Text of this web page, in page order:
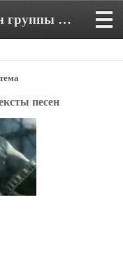
Аккорды и тексты песен группы Наша тема
песен